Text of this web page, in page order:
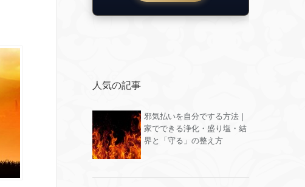
人気の記事
邪気払いを自分でする方法｜
家でできる浄化・盛り塩・結
界と「守る」の整え方